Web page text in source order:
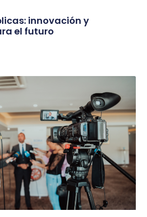
innovación y
el futuro